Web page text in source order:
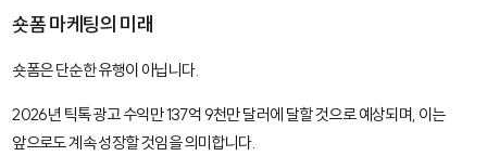
숏폼 마케팅의 미래
숏폼은 단순한 유행이 아닙니다.
2026년 틱톡 광고 수익만 137억 9천만 달러에 달할 것으로 예상되며, 이는
앞으로도 계속 성장할 것임을 의미합니다.